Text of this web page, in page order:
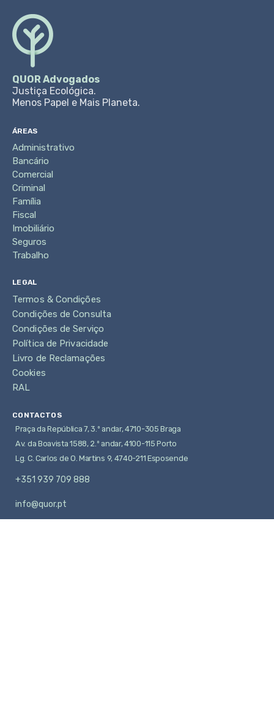
QUOR Advogados
Justiça Ecológica.
Menos Papel e Mais Planeta.
ÁREAS
Administrativo
Bancário
Comercial
Criminal
Família
Fiscal
Imobiliário
Seguros
Trabalho
LEGAL
Termos & Condições
Condições de Consulta
Condições de Serviço
Política de Privacidade
Livro de Reclamações
Cookies
RAL
CONTACTOS
Praça da República 7, 3.º andar, 4710-305 Braga
Av. da Boavista 1588, 2.º andar, 4100-115 Porto
Lg. C. Carlos de O. Martins 9, 4740-211 Esposende
+351 939 709 888
info@quor.pt